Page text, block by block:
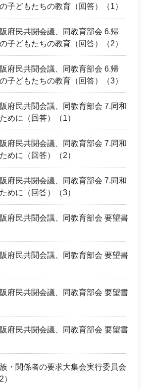
子どもたちの教育（回答）（1）
府民共闘会議、同教育部会 6.帰
子どもたちの教育（回答）（2）
府民共闘会議、同教育部会 6.帰
子どもたちの教育（回答）（3）
府民共闘会議、同教育部会 7.同和
めに（回答）（1）
府民共闘会議、同教育部会 7.同和
めに（回答）（2）
府民共闘会議、同教育部会 7.同和
めに（回答）（3）
府民共闘会議、同教育部会 要望書
府民共闘会議、同教育部会 要望書
府民共闘会議、同教育部会 要望書
府民共闘会議、同教育部会 要望書
・関係者の要求大集会実行委員会